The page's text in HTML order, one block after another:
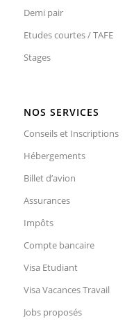
Demi pair
Etudes courtes / TAFE
Stages
NOS SERVICES
Conseils et Inscriptions
Hébergements
Billet d’avion
Assurances
Impôts
Compte bancaire
Visa Etudiant
Visa Vacances Travail
Jobs proposés